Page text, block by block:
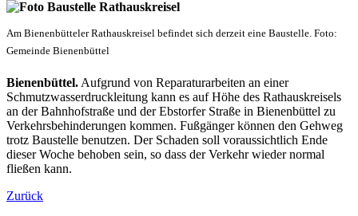
Am Bienenbütteler Rathauskreisel befindet sich derzeit eine Baustelle. Foto:
Gemeinde Bienenbüttel
Bienenbüttel. Aufgrund von Reparaturarbeiten an einer
Schmutzwasserdruckleitung kann es auf Höhe des Rathauskreisels
an der Bahnhofstraße und der Ebstorfer Straße in Bienenbüttel zu
Verkehrsbehinderungen kommen. Fußgänger können den Gehweg
trotz Baustelle benutzen. Der Schaden soll voraussichtlich Ende
dieser Woche behoben sein, so dass der Verkehr wieder normal
fließen kann.
Zurück